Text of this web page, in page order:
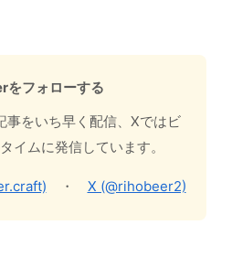
をフォローする
事をいち早く配信、Xではビ
イムに発信しています。
・ X (@rihobeer2)